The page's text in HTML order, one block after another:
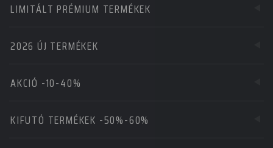
LIMITÁLT PRÉMIUM TERMÉKEK
2026 ÚJ TERMÉKEK
AKCIÓ -10-40%
KIFUTÓ TERMÉKEK -50%-60%